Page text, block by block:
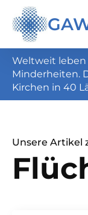
Weltweit leben
Minderheiten.
Kirchen in 40
Unsere Artikel